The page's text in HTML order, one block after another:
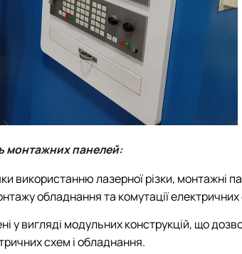
монтажних панелей:
використанню лазерної різки, монтажні
обладнання та комутації
у вигляді модульних конструкцій, що
схем і обладнання.